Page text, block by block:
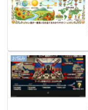
お悩み